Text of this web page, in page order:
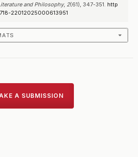
and Philosophy, 2(61), 347-351. http
22012025000613951
A SUBMISSION